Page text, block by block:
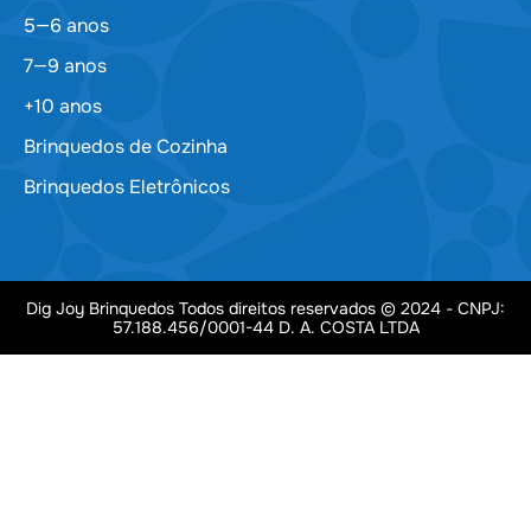
5—6 anos
7—9 anos
+10 anos
Brinquedos de Cozinha
Brinquedos Eletrônicos
Dig Joy Brinquedos Todos direitos reservados © 2024 - CNPJ:
57.188.456/0001-44 D. A. COSTA LTDA